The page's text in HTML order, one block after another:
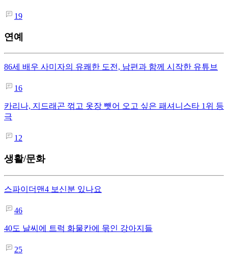
19
연예
86세 배우 사미자의 유쾌한 도전, 남편과 함께 시작한 유튜브
16
카리나, 지드래곤 꺾고 옷장 뺏어 오고 싶은 패셔니스타 1위 등
극
12
생활/문화
스파이더맨4 보신분 있나요
46
40도 날씨에 트럭 화물칸에 묶인 강아지들
25